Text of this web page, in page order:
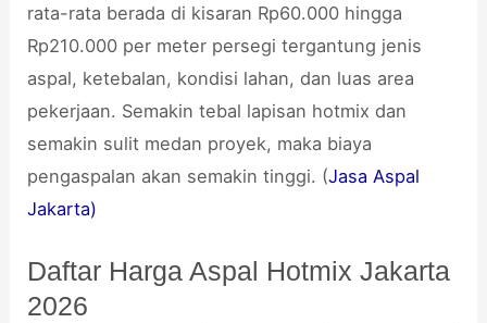
rata-rata berada di kisaran Rp60.000 hingga
Rp210.000 per meter persegi tergantung jenis
aspal, ketebalan, kondisi lahan, dan luas area
pekerjaan. Semakin tebal lapisan hotmix dan
semakin sulit medan proyek, maka biaya
pengaspalan akan semakin tinggi. (Jasa Aspal
Jakarta)
Daftar Harga Aspal Hotmix Jakarta
2026